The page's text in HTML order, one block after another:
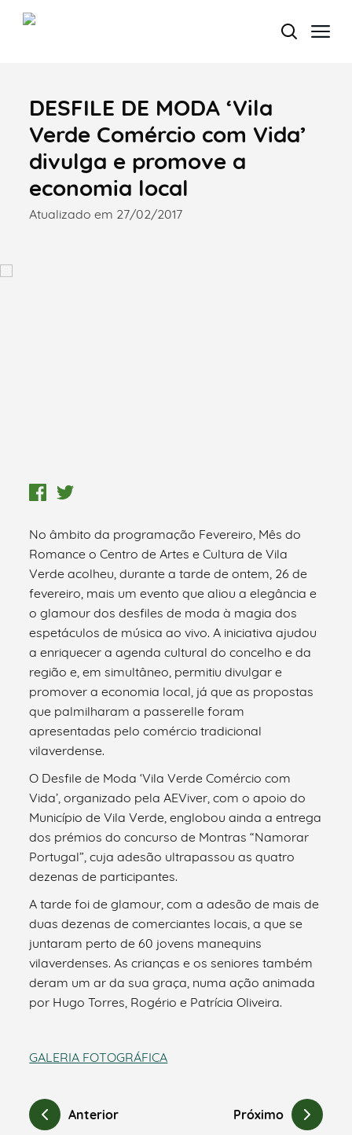
Termo de Pesquisa
Categorias gerais
DESFILE DE MODA ‘Vila
Verde Comércio com Vida’
divulga e promove a
economia local
Atualizado em 27/02/2017
No âmbito da programação Fevereiro, Mês do
Romance o Centro de Artes e Cultura de Vila
Verde acolheu, durante a tarde de ontem, 26 de
fevereiro, mais um evento que aliou a elegância e
o glamour dos desfiles de moda à magia dos
espetáculos de música ao vivo. A iniciativa ajudou
a enriquecer a agenda cultural do concelho e da
região e, em simultâneo, permitiu divulgar e
promover a economia local, já que as propostas
que palmilharam a passerelle foram
apresentadas pelo comércio tradicional
vilaverdense.
O Desfile de Moda ‘Vila Verde Comércio com
Vida’, organizado pela AEViver, com o apoio do
Município de Vila Verde, englobou ainda a entrega
dos prémios do concurso de Montras “Namorar
Portugal”, cuja adesão ultrapassou as quatro
dezenas de participantes.
A tarde foi de glamour, com a adesão de mais de
duas dezenas de comerciantes locais, a que se
juntaram perto de 60 jovens manequins
vilaverdenses. As crianças e os seniores também
deram um ar da sua graça, numa ação animada
por Hugo Torres, Rogério e Patrícia Oliveira.
GALERIA FOTOGRÁFICA
Anterior Próximo